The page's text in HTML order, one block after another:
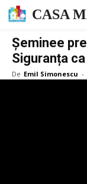
CASA
Șeminee
Siguranța
De Emil Simonescu -